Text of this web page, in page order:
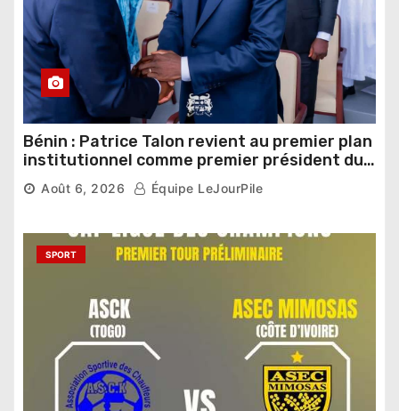
Bénin : Patrice Talon revient au premier plan
institutionnel comme premier président du
Sénat
Août 6, 2026 Équipe LeJourPile
SPORT